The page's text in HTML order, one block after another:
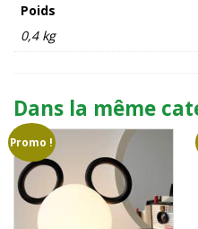
Poids
0,4 kg
Dans la même
Promo !